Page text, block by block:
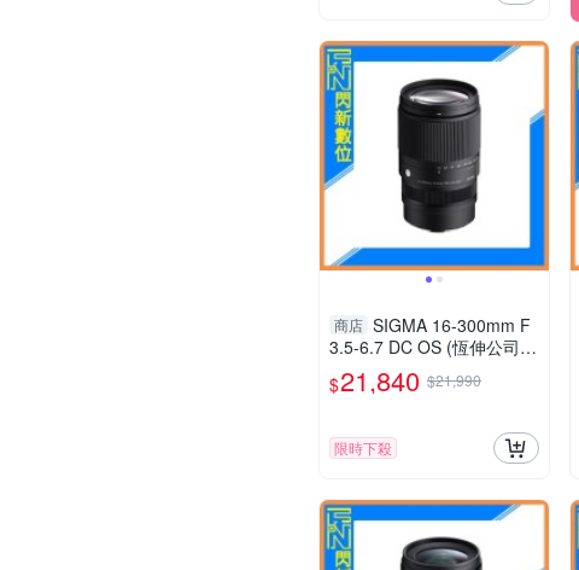
商店 SIGMA 16-300mm F
3.5-6.7 DC OS (恆伸公司
貨) 旅遊鏡 APS-C
$21,840 $21,990
限時下殺